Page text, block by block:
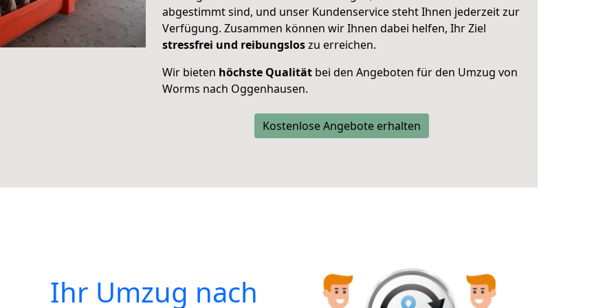
abgestimmt sind, und unser Kundenservice steht Ihnen jederzeit zur
Verfügung. Zusammen können wir Ihnen dabei helfen, Ihr Ziel
stressfrei und reibungsloszu erreichen.
Wir bieten höchste Qualität bei den Angeboten für den Umzug von
Worms nach Oggenhausen.
Kostenlose Angebote erhalten
Ihr Umzug nach